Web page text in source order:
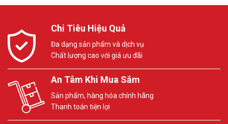
Chi Tiêu Hiệu Quả
Đa dạng sản phẩm và dịch vụ
Chất lượng cao với giá ưu đãi
An Tâm Khi Mua Sắm
Sản phẩm, hàng hóa chính hãng
Thanh toán tiện lợi